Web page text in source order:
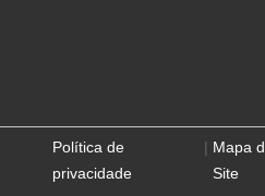
Política de
privacidade
| Mapa
Site